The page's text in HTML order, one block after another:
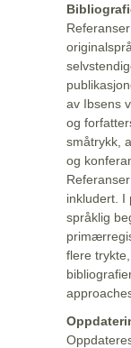
av Ibsens
og
småtrykk,
og
inkludert. I
språklig
flere